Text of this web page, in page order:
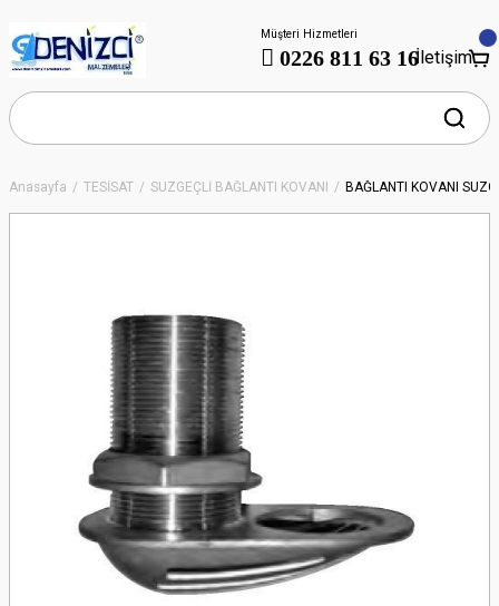
Müşteri Hizmetleri
0226 811 63 16İletişim
Anasayfa TESİSAT SÜZGEÇLİ BAĞLANTI KOVANI BAĞLANTI KOVANI